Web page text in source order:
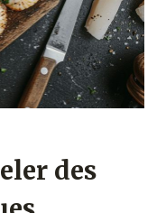
des